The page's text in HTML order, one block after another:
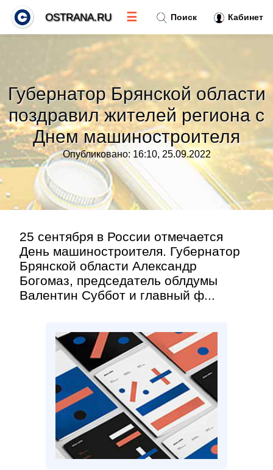
Губернатор Брянской области
поздравил жителей региона с
Днем машиностроителя
Опубликовано: 16:10, 25.09.2022
25 сентября в России отмечается
День машиностроителя. Губернатор
Брянской области Александр
Богомаз, председатель облдумы
Валентин Суббот и главный ф...
Поиск Кабинет
OSTRANA.RU ☰
Тренды новостей»
Рубрики»
Правила
Контакт»